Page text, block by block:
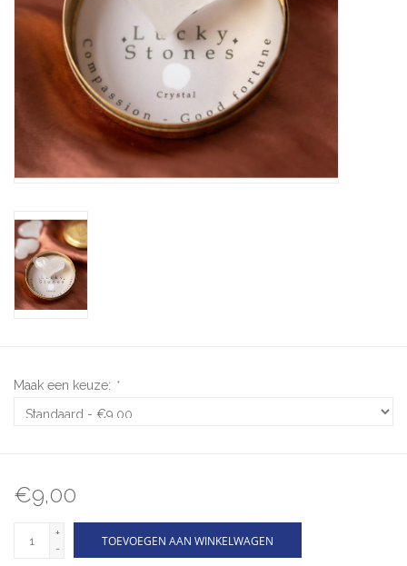
Cadeaubonnen
Maak een keuze: *
€9,00
+
-
TOEVOEGEN AAN WINKELWAGEN